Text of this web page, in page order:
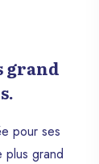
grand
pour ses
plus grand